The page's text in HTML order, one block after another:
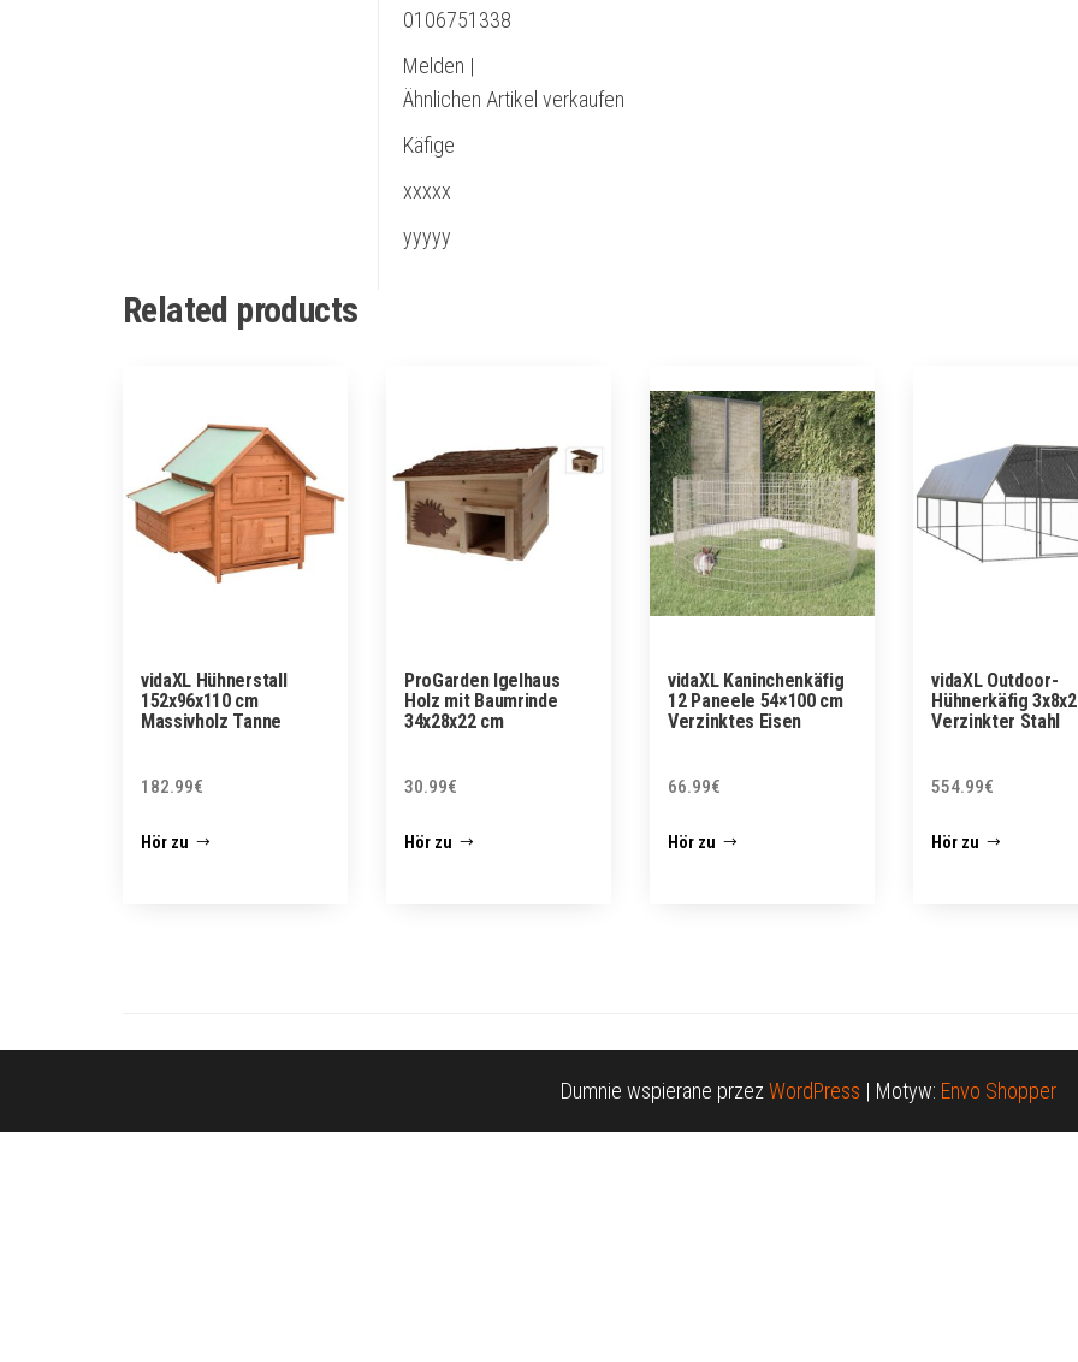
0106751338
Melden |
Ähnlichen Artikel verkaufen
Käfige
xxxxx
yyyyy
Related products
vidaXL Hühnerstall
152x96x110 cm
Massivholz Tanne
182.99€
Hör zu
ProGarden Igelhaus
Holz mit Baumrinde
34x28x22 cm
30.99€
Hör zu
vidaXL Kaninchenkäfig
12 Paneele 54×100 cm
Verzinktes Eisen
66.99€
Hör zu
vidaXL Outdoor-
Hühnerkäfig
Verzinkter Stahl
554.99€
Hör zu
Dumnie wspierane przezWordPress | Motyw: Envo Shopper